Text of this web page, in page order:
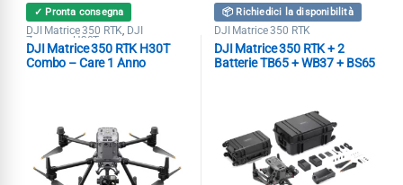
✓ Pronta consegna
DJI Matrice 350 RTK, DJI
Zenmuse H30T
DJI Matrice 350 RTK H30T
Combo – Care 1 Anno
📦 Richiedici la disponibilità
DJI Matrice 350 RTK
DJI Matrice 350 RTK + 2
Batterie TB65 + WB37 + BS65